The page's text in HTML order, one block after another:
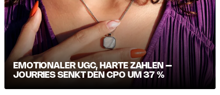
EMOTIONALER UGC, HARTE ZAHLEN –
JOURRIES SENKT DEN CPO UM 37 %